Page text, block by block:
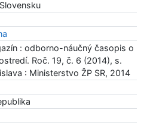
: odborno-náučný časopis o
Roč. 19, č. 6 (2014), s.
: Ministerstvo ŽP SR, 2014